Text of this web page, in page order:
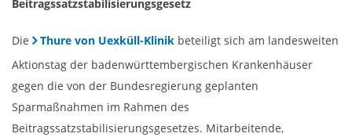
Beitragssatzstabilisierungsgesetz
Die Thure von Uexküll-Klinik beteiligt sich am landesweiten
Aktionstag der badenwürttembergischen Krankenhäuser
gegen die von der Bundesregierung geplanten
Sparmaßnahmen im Rahmen des
Beitragssatzstabilisierungsgesetzes. Mitarbeitende,